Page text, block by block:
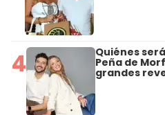
4 Quiénes
Peña de
grandes